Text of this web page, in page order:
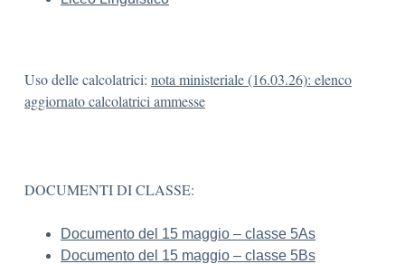
Uso delle calcolatrici: nota ministeriale (16.03.26): elenco
aggiornato calcolatrici ammesse
DOCUMENTI DI CLASSE:
Documento del 15 maggio – classe 5As
Documento del 15 maggio – classe 5Bs